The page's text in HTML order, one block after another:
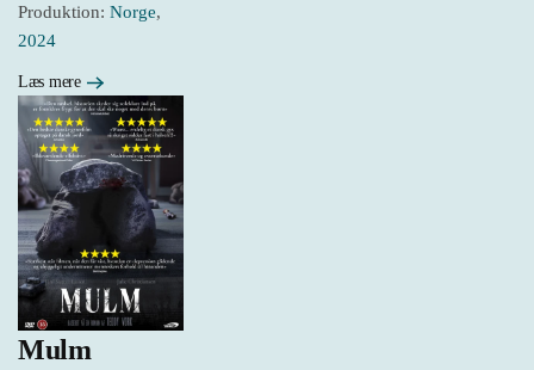
Produktion: Norge,
2024
Læs mere
Mulm